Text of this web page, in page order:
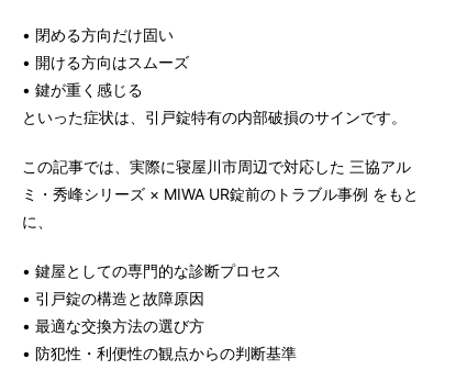
• 閉める方向だけ固い
• 開ける方向はスムーズ
• 鍵が重く感じる
といった症状は、引戸錠特有の内部破損のサインです。
この記事では、実際に寝屋川市周辺で対応した 三協アル
ミ・秀峰シリーズ × MIWA UR錠前のトラブル事例 をもと
に、
• 鍵屋としての専門的な診断プロセス
• 引戸錠の構造と故障原因
• 最適な交換方法の選び方
• 防犯性・利便性の観点からの判断基準